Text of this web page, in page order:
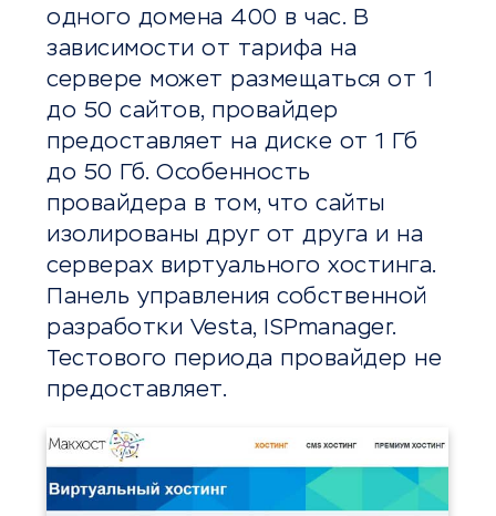
одного домена 400 в час. В
зависимости от тарифа на
сервере может размещаться от 1
до 50 сайтов, провайдер
предоставляет на диске от 1 Гб
до 50 Гб. Особенность
провайдера в том, что сайты
изолированы друг от друга и на
серверах виртуального хостинга.
Панель управления собственной
разработки Vesta, ISPmanager.
Тестового периода провайдер не
предоставляет.